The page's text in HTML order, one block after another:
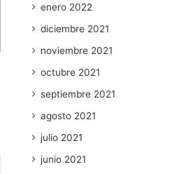
enero 2022
diciembre 2021
noviembre 2021
octubre 2021
septiembre 2021
agosto 2021
julio 2021
junio 2021